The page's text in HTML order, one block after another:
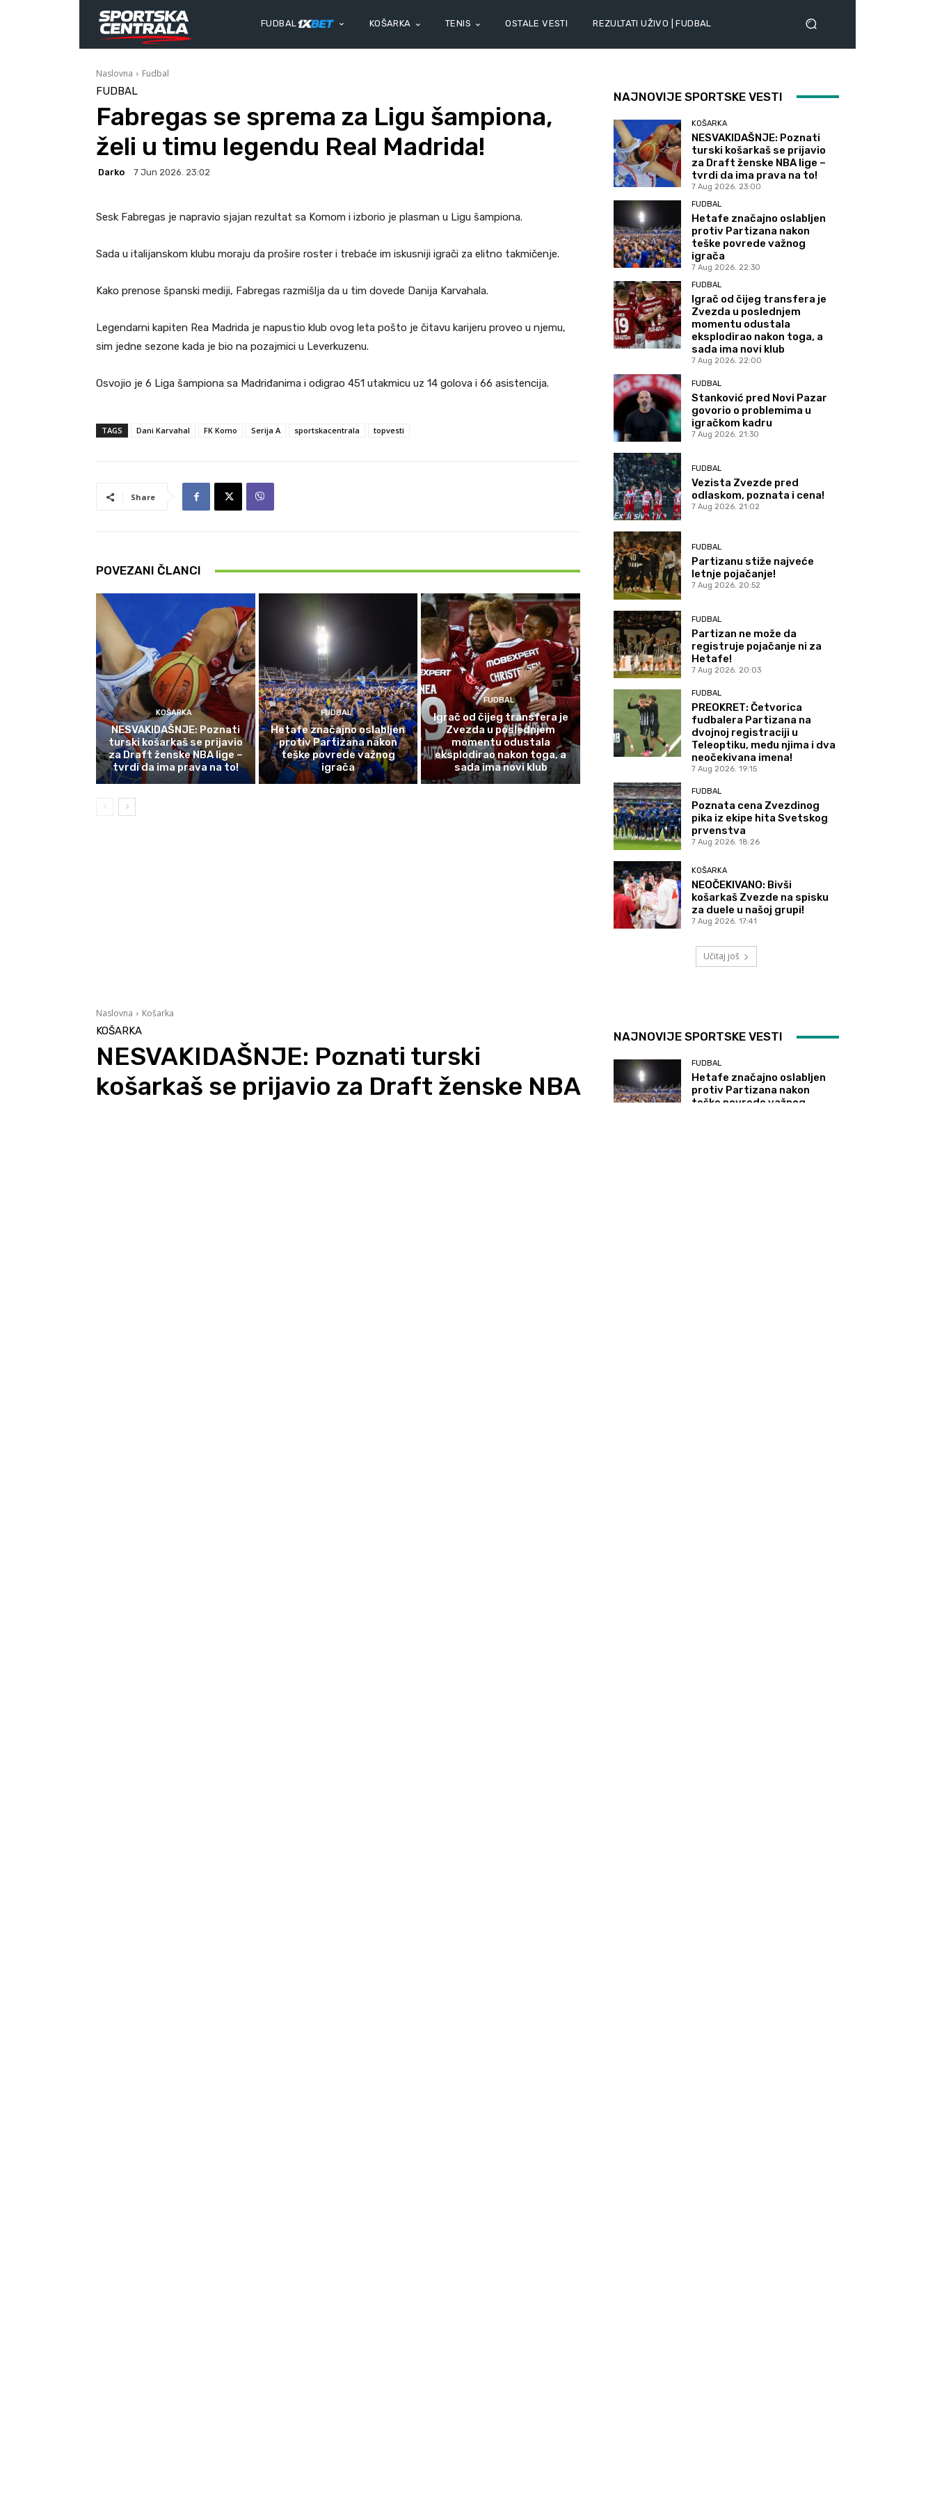
FUDBAL KOŠARKA TENIS OSTALE VESTI REZULTATI UŽIVO | FUDBAL
Naslovna Fudbal
FUDBAL
Fabregas se sprema za Ligu šampiona,
želi u timu legendu Real Madrida!
Darko 7 Jun 2026. 23:02
Sesk Fabregas je napravio sjajan rezultat sa Komom i izborio je plasman u Ligu šampiona.
Sada u italijanskom klubu moraju da prošire roster i trebaće im iskusniji igrači za elitno takmičenje.
Kako prenose španski mediji, Fabregas razmišlja da u tim dovede Danija Karvahala.
Legendarni kapiten Rea Madrida je napustio klub ovog leta pošto je čitavu karijeru proveo u njemu,
sim jedne sezone kada je bio na pozajmici u Leverkuzenu.
Osvojio je 6 Liga šampiona sa Madriđanima i odigrao 451 utakmicu uz 14 golova i 66 asistencija.
TAGS Dani Karvahal FK Komo Serija A sportskacentrala topvesti
Share
POVEZANI ČLANCI
KOŠARKA
NESVAKIDAŠNJE: Poznati
turski košarkaš se prijavio
za Draft ženske NBA lige –
tvrdi da ima prava na to!
FUDBAL
Hetafe značajno oslabljen
protiv Partizana nakon
teške povrede važnog
igrača
FUDBAL
Igrač od čijeg transfera je
Zvezda u poslednjem
momentu odustala
eksplodirao nakon toga, a
sada ima novi klub
NAJNOVIJE SPORTSKE VESTI
KOŠARKA
NESVAKIDAŠNJE: Poznati
turski košarkaš se prijavio
za Draft ženske NBA lige –
tvrdi da ima prava na to!
7 Aug 2026. 23:00
FUDBAL
Hetafe značajno oslabljen
protiv Partizana nakon
teške povrede važnog
igrača
7 Aug 2026. 22:30
FUDBAL
Igrač od čijeg transfera je
Zvezda u poslednjem
momentu odustala
eksplodirao nakon toga, a
sada ima novi klub
7 Aug 2026. 22:00
FUDBAL
Stanković pred Novi Pazar
govorio o problemima u
igračkom kadru
7 Aug 2026. 21:30
FUDBAL
Vezista Zvezde pred
odlaskom, poznata i cena!
7 Aug 2026. 21:02
FUDBAL
Partizanu stiže najveće
letnje pojačanje!
7 Aug 2026. 20:52
FUDBAL
Partizan ne može da
registruje pojačanje ni za
Hetafe!
7 Aug 2026. 20:03
FUDBAL
PREOKRET: Četvorica
fudbalera Partizana na
dvojnoj registraciji u
Teleoptiku, među njima i dva
neočekivana imena!
7 Aug 2026. 19:15
FUDBAL
Poznata cena Zvezdinog
pika iz ekipe hita Svetskog
prvenstva
7 Aug 2026. 18:26
KOŠARKA
NEOČEKIVANO: Bivši
košarkaš Zvezde na spisku
za duele u našoj grupi!
7 Aug 2026. 17:41
Učitaj još